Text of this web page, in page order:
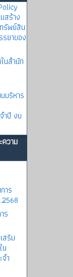
สร้าง
รัพย์สิน
ยาของ
นสำนัก
บริหาร
ำปี งบ
วาม
าร
ร
สริม
ำ